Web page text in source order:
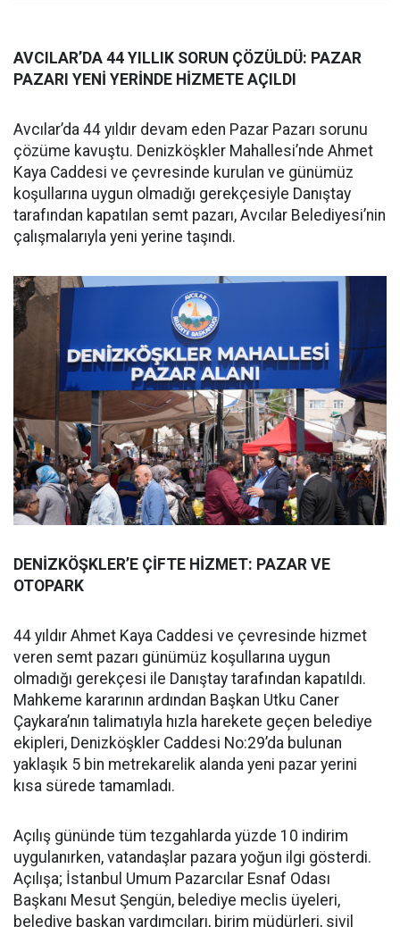
AVCILAR’DA 44 YILLIK SORUN ÇÖZÜLDÜ: PAZAR
PAZARI YENİ YERİNDE HİZMETE AÇILDI
Avcılar’da 44 yıldır devam eden Pazar Pazarı sorunu
çözüme kavuştu. Denizköşkler Mahallesi’nde Ahmet
Kaya Caddesi ve çevresinde kurulan ve günümüz
koşullarına uygun olmadığı gerekçesiyle Danıştay
tarafından kapatılan semt pazarı, Avcılar Belediyesi’nin
çalışmalarıyla yeni yerine taşındı.
DENİZKÖŞKLER’E ÇİFTE HİZMET: PAZAR VE
OTOPARK
44 yıldır Ahmet Kaya Caddesi ve çevresinde hizmet
veren semt pazarı günümüz koşullarına uygun
olmadığı gerekçesi ile Danıştay tarafından kapatıldı.
Mahkeme kararının ardından Başkan Utku Caner
Çaykara’nın talimatıyla hızla harekete geçen belediye
ekipleri, Denizköşkler Caddesi No:29’da bulunan
yaklaşık 5 bin metrekarelik alanda yeni pazar yerini
kısa sürede tamamladı.
Açılış gününde tüm tezgahlarda yüzde 10 indirim
uygulanırken, vatandaşlar pazara yoğun ilgi gösterdi.
Açılışa; İstanbul Umum Pazarcılar Esnaf Odası
Başkanı Mesut Şengün, belediye meclis üyeleri,
belediye başkan yardımcıları, birim müdürleri, sivil